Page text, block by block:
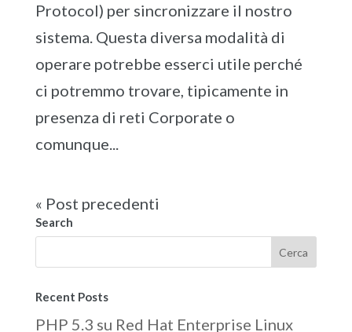
Protocol) per sincronizzare il nostro
sistema. Questa diversa modalità di
operare potrebbe esserci utile perché
ci potremmo trovare, tipicamente in
presenza di reti Corporate o
comunque...
« Post precedenti
Search
Recent Posts
PHP 5.3 su Red Hat Enterprise Linux